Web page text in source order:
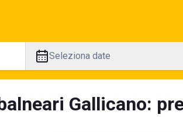
Seleziona date
Gallicano: